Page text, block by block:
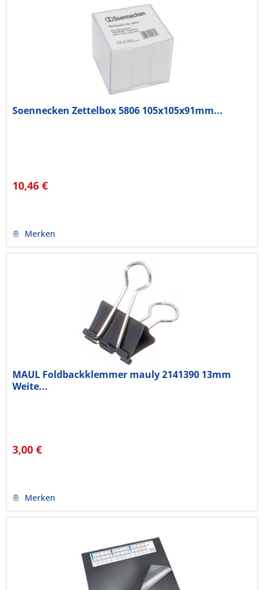
Soennecken Zettelbox 5806 105x105x91mm...
10,46 €
Merken
MAUL Foldbackklemmer mauly 2141390 13mm
Weite...
3,00 €
Merken